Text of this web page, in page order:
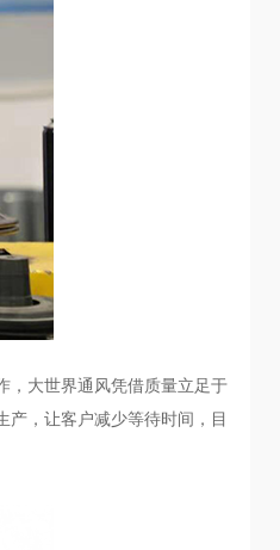
，大世界通风凭借质量立足于
，让客户减少等待时间，目